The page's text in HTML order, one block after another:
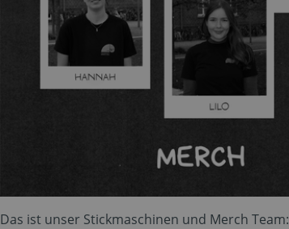
Das ist unser Stickmaschinen und Merch Team: